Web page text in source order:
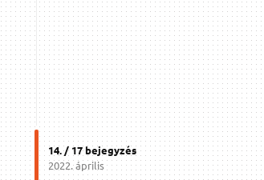
14. / 17bejegyzés
2022. április